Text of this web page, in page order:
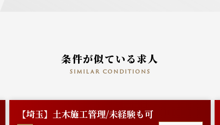
条件が似ている求人
similar conditions
【埼玉】土木施工管理/未経験も可